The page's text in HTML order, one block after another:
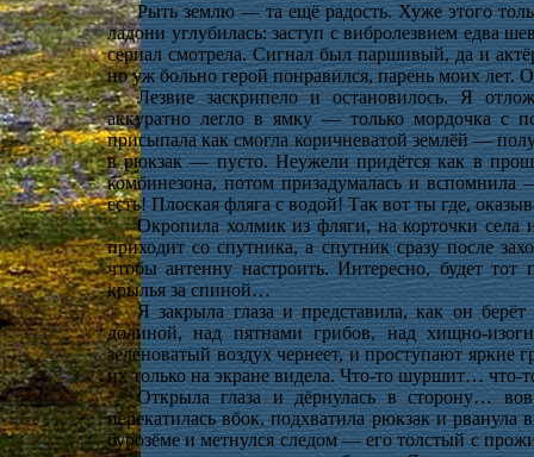
Рыть землю — та ещё радость. Хуже этого
ладони углубилась: заступ с вибролезвием едва
сериал смотрела. Сигнал был паршивый, да и
но уж больно герой понравился, парень моих лет.
Лезвие заскрипело и остановилось. Я
аккуратно легло в ямку — только мордочка с
присыпала как смогла коричневатой землёй —
в рюкзак — пусто. Неужели придётся как в
комбинезона, потом призадумалась и
есть! Плоская фляга с водой! Так вот ты где,
Окропила холмик из фляги, на корточки
приходит со спутника, а спутник сразу после
чтобы антенну настроить. Интересно, будет
крылья за спиной…
Я закрыла глаза и представила, как он
долиной, над пятнами грибов, над хищно-
зеленоватый воздух чернеет, и проступают яркие
их только на экране видела. Что-то шуршит… что-
Открыла глаза и дёрнулась в сторону…
перекатилась вбок, подхватила рюкзак и
бурозёме и метнулся следом — его толстый с